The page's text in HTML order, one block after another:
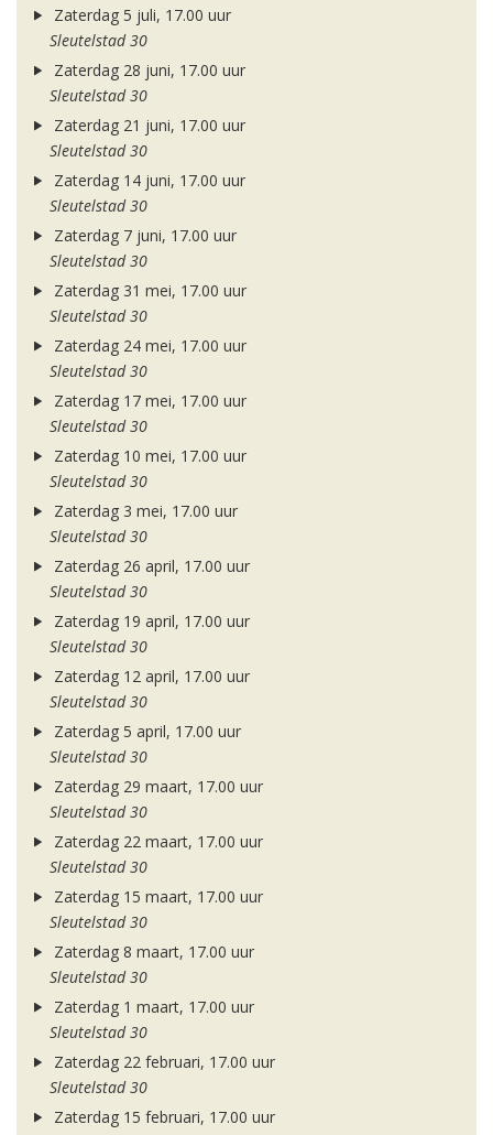
Zaterdag 5 juli, 17.00 uur
Sleutelstad 30
Zaterdag 28 juni, 17.00 uur
Sleutelstad 30
Zaterdag 21 juni, 17.00 uur
Sleutelstad 30
Zaterdag 14 juni, 17.00 uur
Sleutelstad 30
Zaterdag 7 juni, 17.00 uur
Sleutelstad 30
Zaterdag 31 mei, 17.00 uur
Sleutelstad 30
Zaterdag 24 mei, 17.00 uur
Sleutelstad 30
Zaterdag 17 mei, 17.00 uur
Sleutelstad 30
Zaterdag 10 mei, 17.00 uur
Sleutelstad 30
Zaterdag 3 mei, 17.00 uur
Sleutelstad 30
Zaterdag 26 april, 17.00 uur
Sleutelstad 30
Zaterdag 19 april, 17.00 uur
Sleutelstad 30
Zaterdag 12 april, 17.00 uur
Sleutelstad 30
Zaterdag 5 april, 17.00 uur
Sleutelstad 30
Zaterdag 29 maart, 17.00 uur
Sleutelstad 30
Zaterdag 22 maart, 17.00 uur
Sleutelstad 30
Zaterdag 15 maart, 17.00 uur
Sleutelstad 30
Zaterdag 8 maart, 17.00 uur
Sleutelstad 30
Zaterdag 1 maart, 17.00 uur
Sleutelstad 30
Zaterdag 22 februari, 17.00 uur
Sleutelstad 30
Zaterdag 15 februari, 17.00 uur